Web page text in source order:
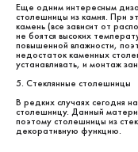
Еще одним интересным
столешницы из камня. При
камень (все зависит от
не боятся высоких
повышенной влажности,
недостаток каменных
устанавливать, и монтаж
5. Стеклянные столешницы
В редких случаях сегодня
столешницу. Данный
поэтому столешницы из
декоративную функцию.